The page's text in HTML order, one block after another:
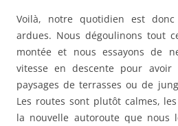
Voilà, notre quotidien est
ardues. Nous dégoulinons tout
montée et nous essayons de
vitesse en descente pour avoir
paysages de terrasses ou de
Les routes sont plutôt calmes,
la nouvelle autoroute que nous